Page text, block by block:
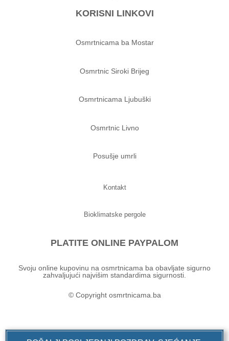
KORISNI LINKOVI
Osmrtnicama ba Mostar
Osmrtnic Siroki Brijeg
Osmrtnicama Ljubuški
Osmrtnic Livno
Posušje umrli
Kontakt
Bioklimatske pergole
PLATITE ONLINE PAYPALOM
Svoju online kupovinu na osmrtnicama ba obavljate sigurno
zahvaljujući najvišim standardima sigurnosti.
© Copyright osmrtnicama.ba